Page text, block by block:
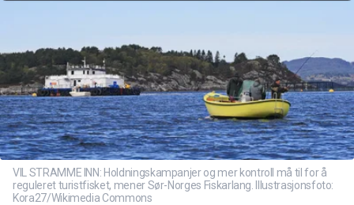
VIL STRAMME INN: Holdningskampanjer og mer kontroll må til for å
reguleret turistfisket, mener Sør-Norges Fiskarlang. Illustrasjonsfoto:
Kora27/Wikimedia Commons